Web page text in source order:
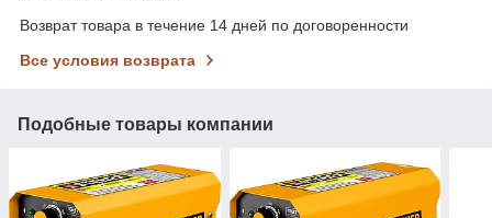
Возврат товара в течение 14 дней по договоренности
Все условия возврата
Подобные товары компании